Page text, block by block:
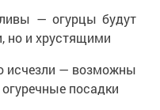
— огурцы будут
но и хрустящими
исчезли — возможны
посадки